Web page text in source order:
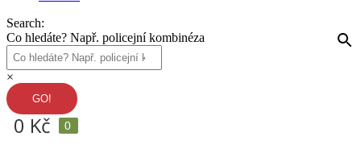
Search:
Co hledáte? Např. policejní kombinéza
×
0 Kč 0